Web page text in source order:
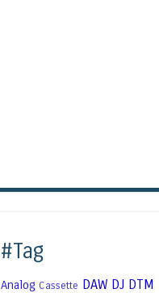
#Tag
Analog Cassette DAW DJ DTM